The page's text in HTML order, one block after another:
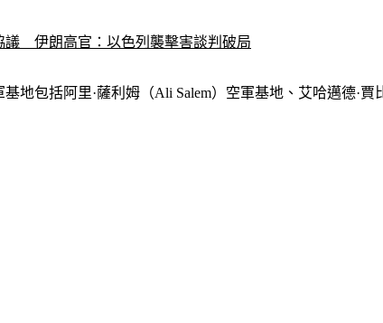
　伊朗高官：以色列襲擊害談判破局
地包括阿里·薩利姆（Ali Salem）空軍基地、艾哈邁德·賈